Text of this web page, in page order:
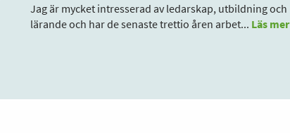
Jag är mycket intresserad av ledarskap, utbildning och
lärande och har de senaste trettio åren arbet... Läs mer